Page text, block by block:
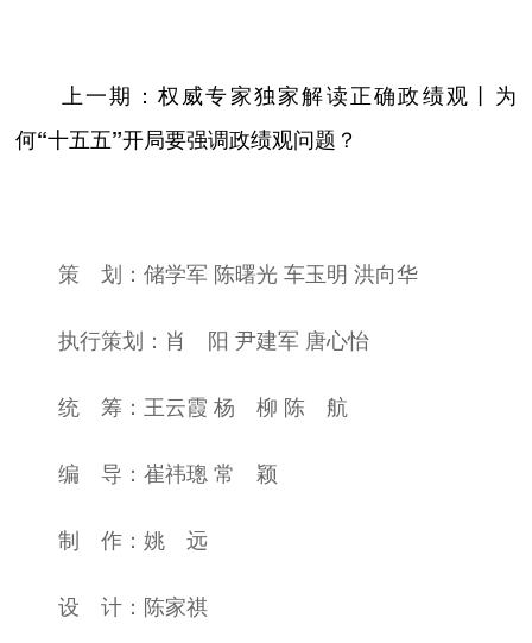
上一期：权威专家独家解读正确政绩观丨为
何“十五五”开局要强调政绩观问题？
策 划：储学军 陈曙光 车玉明 洪向华
执行策划：肖 阳 尹建军 唐心怡
统 筹：王云霞 杨 柳 陈 航
编 导：崔祎璁 常 颖
制 作：姚 远
设 计：陈家祺